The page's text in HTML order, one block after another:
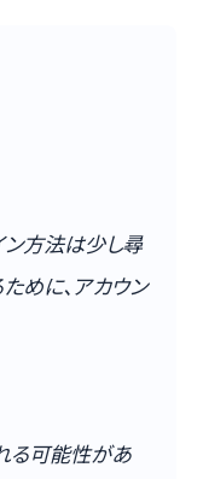
ン方法は少し尋
めに、アカウン
る可能性があ